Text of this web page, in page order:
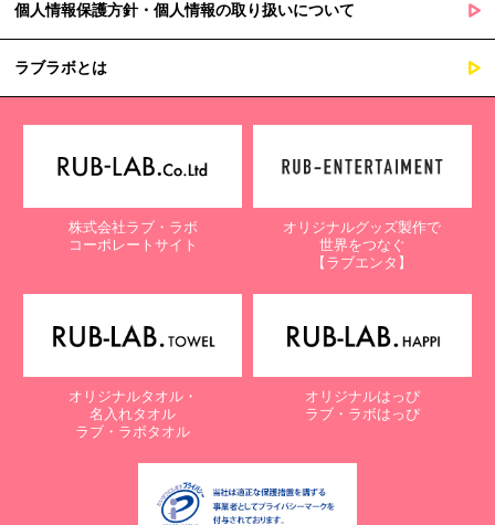
個人情報保護方針・個人情報の取り扱いについて
ラブラボとは
株式会社ラブ・ラボ
コーポレートサイト
オリジナルグッズ製作で
世界をつなぐ
【ラブエンタ】
オリジナルタオル・
名入れタオル
ラブ・ラボタオル
オリジナルはっぴ
ラブ・ラボはっぴ